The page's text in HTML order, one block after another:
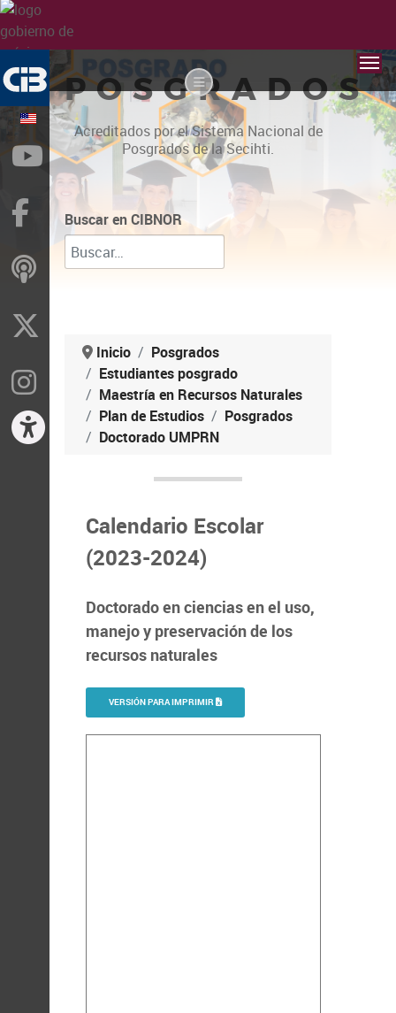
POSGRADOS
Acreditados por el Sistema Nacional de
Posgrados de la Secihti.
Buscar en CIBNOR
Inicio
Posgrados
Estudiantes posgrado
Maestría en Recursos Naturales
Plan de Estudios
Posgrados
Doctorado UMPRN
Calendario Escolar
(2023-2024)
Doctorado en ciencias en el uso,
manejo y preservación de los
recursos naturales
VERSIÓN PARA IMPRIMIR
YouTube
Facebook
ivoox
Instragram